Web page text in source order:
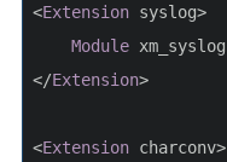
<Extension syslog>
Module xm_syslog
</Extension>
<Extension charconv>